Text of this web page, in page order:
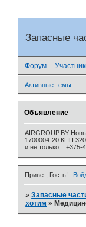
Запасные
Форум
Активные темы
Объявление
AIRGROUP.BY
1700004-20 КПП
и не только... +375-
Привет, Гость!
»Запасные
хотим »